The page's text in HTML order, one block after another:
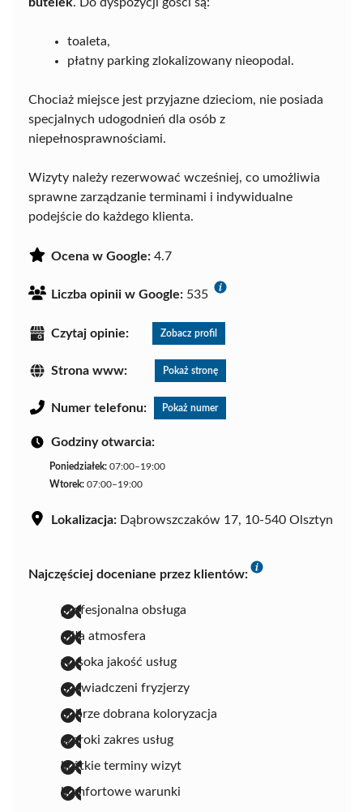
toaleta,
płatny parking zlokalizowany nieopodal.
Chociaż miejsce jest przyjazne dzieciom, nie posiada
specjalnych udogodnień dla osób z
niepełnosprawnościami.
Wizyty należy rezerwować wcześniej, co umożliwia
sprawne zarządzanie terminami i indywidualne
podejście do każdego klienta.
Ocena w Google: 4.7
Liczba opinii w Google: 535
Czytaj opinie: Zobacz profil
Strona www: Pokaż stronę
Numer telefonu: Pokaż numer
Godziny otwarcia:
Poniedziałek: 07:00–19:00
Wtorek: 07:00–19:00
Lokalizacja: Dąbrowszczaków 17, 10-540 Olsztyn
Najczęściej doceniane przez klientów:
profesjonalna obsługa
miła atmosfera
wysoka jakość usług
doświadczeni fryzjerzy
dobrze dobrana koloryzacja
szeroki zakres usług
krótkie terminy wizyt
komfortowe warunki